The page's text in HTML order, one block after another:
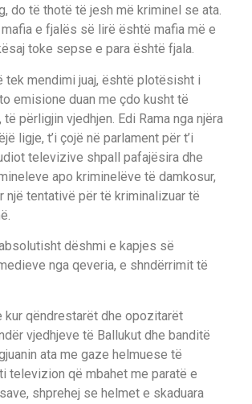
do të thotë të jesh më kriminel se ata.
e fjalës së lirë është mafia më e
toke sepse e para është fjala.
tek mendimi juaj, është plotësisht i
emisione duan me çdo kusht të
përligjin vjedhjen. Edi Rama nga njëra
ligje, t’i çojë në parlament për t’i
televizive shpall pafajësira dhe
apo kriminelëve të damkosur,
një tentativë për të kriminalizuar të
dëshmi e kapjes së
nga qeveria, e shndërrimit të
kur qëndrestarët dhe opozitarët
vjedhjeve të Ballukut dhe banditë
ata me gaze helmuese të
televizion që mbahet me paratë e
shprehej se helmet e skaduara